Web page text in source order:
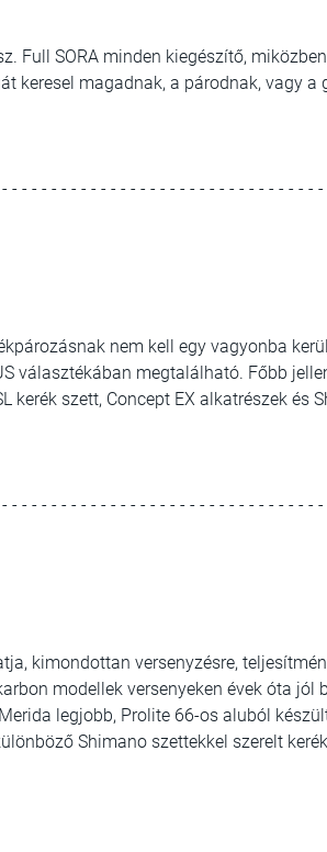
Full SORA minden kiegészítő,
keresel magadnak, a párodnak, vagy a
- - - - - - - - - - - - - - - - - - - - - - - - - - - - - - -
nem kell egy vagyonba
választékában megtalálható. Főbb
kerék szett, Concept EX alkatrészek és
- - - - - - - - - - - - - - - - - - - - - - - - - - - - - - -
kimondottan versenyzésre,
modellek versenyeken évek óta jól
legjobb, Prolite 66-os aluból
Shimano szettekkel szerelt